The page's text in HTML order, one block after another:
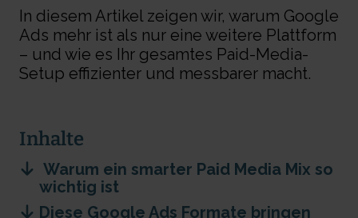
In diesem Artikel zeigen wir, warum Google
Ads mehr ist als nur eine weitere Plattform
– und wie es Ihr gesamtes Paid-Media-
Setup effizienter und messbarer macht.
Inhalte
Warum ein smarter Paid Media Mix so
wichtig ist
Diese Google Ads Formate bringen